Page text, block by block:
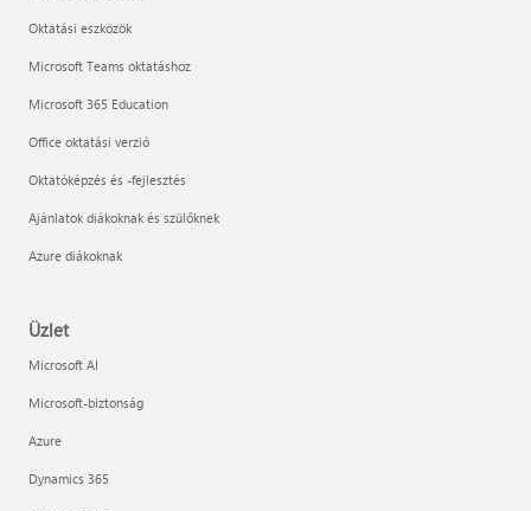
Oktatási eszközök
Microsoft Teams oktatáshoz
Microsoft 365 Education
Office oktatási verzió
Oktatóképzés és -fejlesztés
Ajánlatok diákoknak és szülőknek
Azure diákoknak
Üzlet
Microsoft AI
Microsoft-biztonság
Azure
Dynamics 365